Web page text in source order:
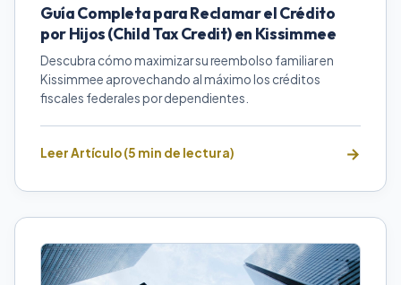
Guía Completa para Reclamar el Crédito
por Hijos (Child Tax Credit) en Kissimmee
Descubra cómo maximizar su reembolso familiar en
Kissimmee aprovechando al máximo los créditos
fiscales federales por dependientes.
Leer Artículo (5 min de lectura)